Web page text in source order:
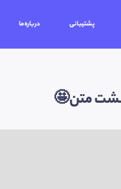
پشتیبانی درباره‌ما